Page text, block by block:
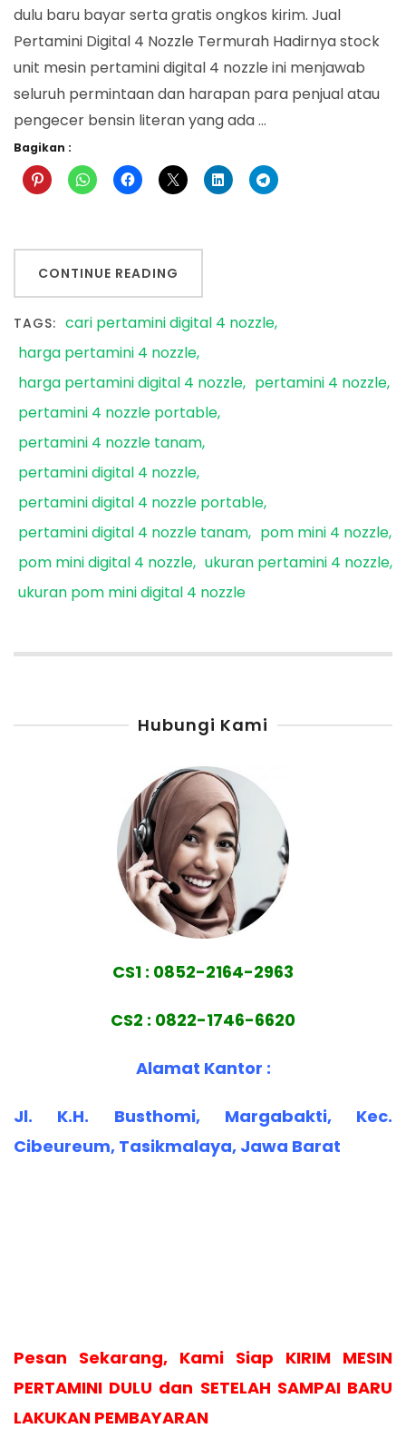
dulu baru bayar serta gratis ongkos kirim. Jual
Pertamini Digital 4 Nozzle Termurah Hadirnya stock
unit mesin pertamini digital 4 nozzle ini menjawab
seluruh permintaan dan harapan para penjual atau
pengecer bensin literan yang ada …
Bagikan :
CONTINUE READING
TAGS: cari pertamini digital 4 nozzle
harga pertamini 4 nozzle
harga pertamini digital 4 nozzle
pertamini 4 nozzle
pertamini 4 nozzle portable
pertamini 4 nozzle tanam
pertamini digital 4 nozzle
pertamini digital 4 nozzle portable
pertamini digital 4 nozzle tanam
pom mini 4 nozzle
pom mini digital 4 nozzle ukuran pertamini 4 nozzle
ukuran pom mini digital 4 nozzle
Hubungi Kami
CS1 : 0852-2164-2963
CS2 : 0822-1746-6620
Alamat Kantor :
Jl. K.H. Busthomi, Margabakti, Kec.
Cibeureum, Tasikmalaya, Jawa Barat
Pesan Sekarang, Kami Siap KIRIM MESIN
PERTAMINI DULU dan SETELAH SAMPAI BARU
LAKUKAN PEMBAYARAN